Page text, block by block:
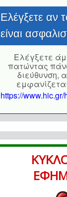
Eλέγξετε αν
είναι
Eλέγξετε
πατώντας
διεύθυνση,
https://